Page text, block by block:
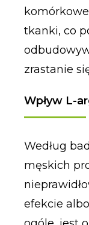
tkanki, co
zrastanie
Wpływ L-
Według
męskich
efekcie